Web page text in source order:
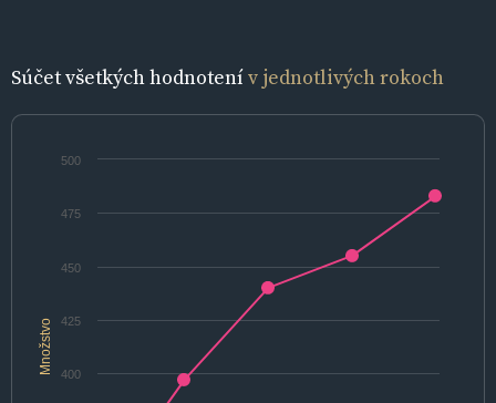
Súčet všetkých hodnotenív jednotlivých rokoch
Množstvo 400
425
450
475
500